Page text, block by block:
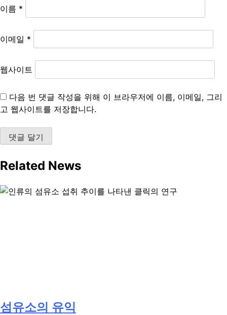
이름 *
이메일 *
웹사이트
다음 번 댓글 작성을 위해 이 브라우저에 이름, 이메일, 그리
고 웹사이트를 저장합니다.
Related News
섬유소의 유익